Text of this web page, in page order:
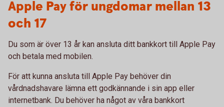
Apple Pay för ungdomar mellan 13
och 17
Du som är över 13 år kan ansluta ditt bankkort till Apple Pay
och betala med mobilen.
För att kunna ansluta till Apple Pay behöver din
vårdnadshavare lämna ett godkännande i sin app eller
internetbank. Du behöver ha något av våra bankkort